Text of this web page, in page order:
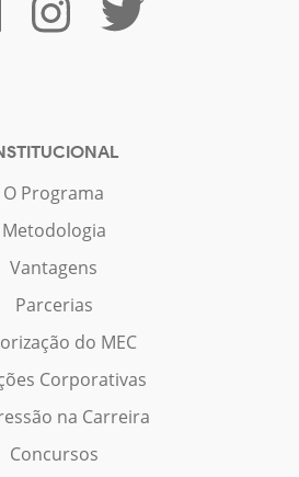
O Programa
Metodologia
Vantagens
Parcerias
do MEC
Corporativas
na Carreira
Concursos